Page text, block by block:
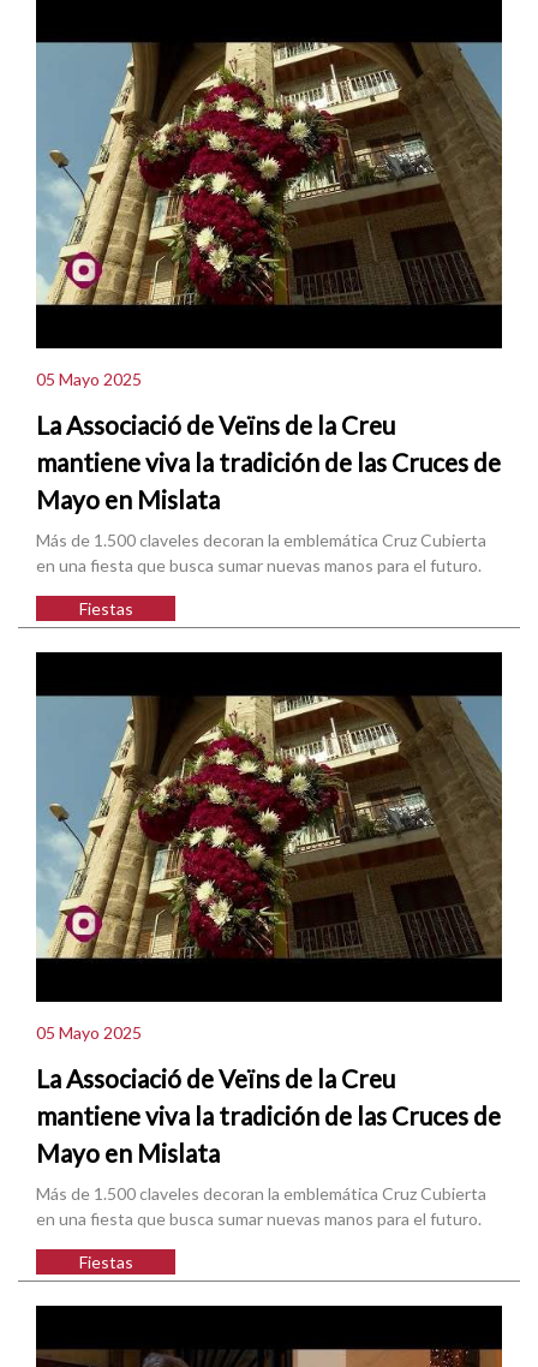
05 Mayo 2025
La Associació de Veïns de la Creu
mantiene viva la tradición de las Cruces de
Mayo en Mislata
Más de 1.500 claveles decoran la emblemática Cruz Cubierta
en una fiesta que busca sumar nuevas manos para el futuro.
Fiestas
05 Mayo 2025
La Associació de Veïns de la Creu
mantiene viva la tradición de las Cruces de
Mayo en Mislata
Más de 1.500 claveles decoran la emblemática Cruz Cubierta
en una fiesta que busca sumar nuevas manos para el futuro.
Fiestas